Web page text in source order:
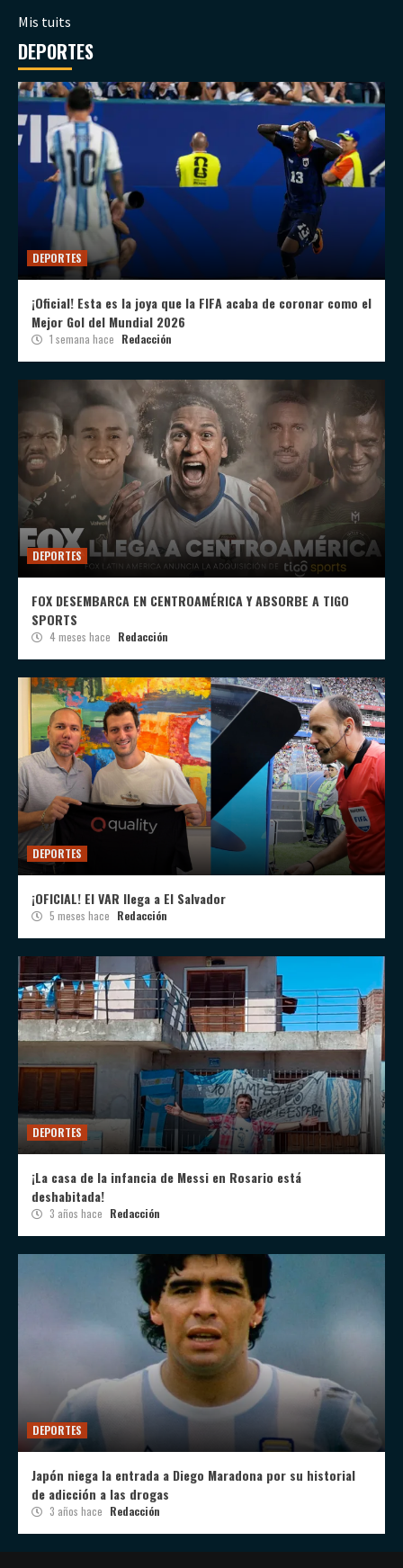
Mis tuits
DEPORTES
DEPORTES
¡Oficial! Esta es la joya que la FIFA acaba de coronar como el
Mejor Gol del Mundial 2026
1 semana hace Redacción
DEPORTES
FOX DESEMBARCA EN CENTROAMÉRICA Y ABSORBE A TIGO
SPORTS
4 meses hace Redacción
DEPORTES
¡OFICIAL! El VAR llega a El Salvador
5 meses hace Redacción
DEPORTES
¡La casa de la infancia de Messi en Rosario está
deshabitada!
3 años hace Redacción
DEPORTES
Japón niega la entrada a Diego Maradona por su historial
de adicción a las drogas
3 años hace Redacción